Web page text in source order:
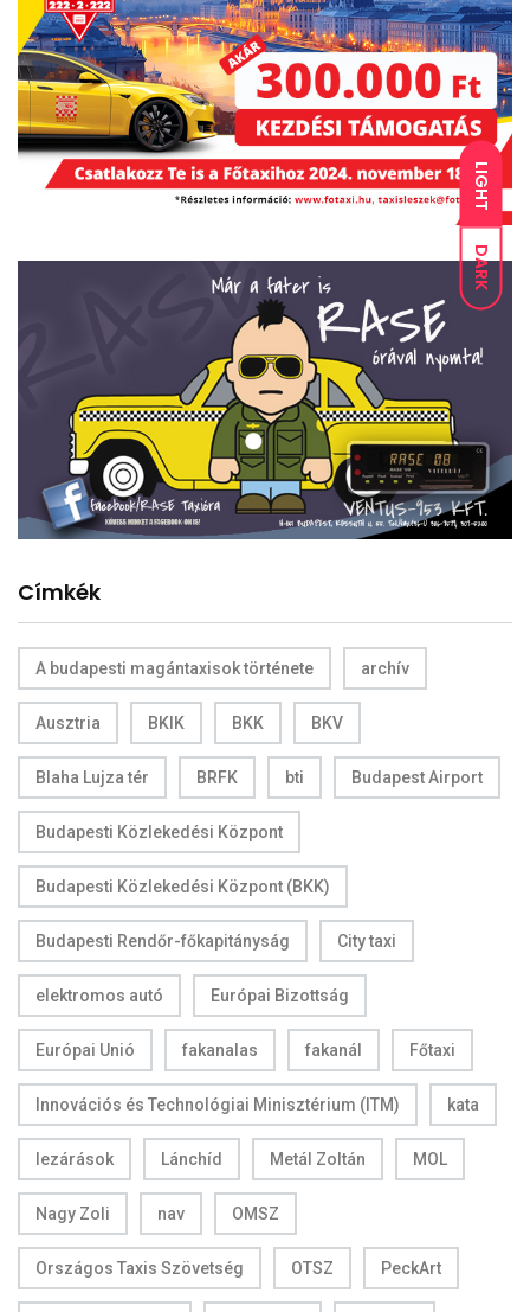
LIGHT
DARK
Címkék
A budapesti magántaxisok története archív
Ausztria BKIK BKK BKV
Blaha Lujza tér BRFK bti Budapest Airport
Budapesti Közlekedési Központ
Budapesti Közlekedési Központ (BKK)
Budapesti Rendőr-főkapitányság City taxi
elektromos autó Európai Bizottság
Európai Unió fakanalas fakanál Főtaxi
Innovációs és Technológiai Minisztérium (ITM) kata
lezárások Lánchíd Metál Zoltán MOL
Nagy Zoli nav OMSZ
Országos Taxis Szövetség OTSZ PeckArt